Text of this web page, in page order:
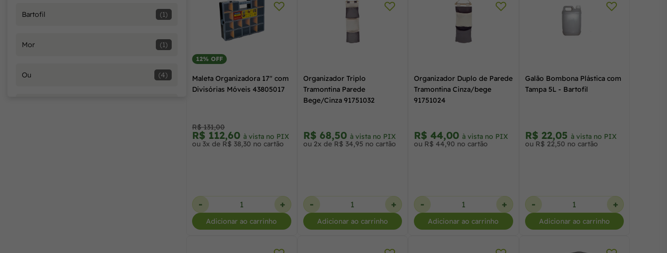
Bartofil (1)
Mor (1)
Ou (4)
12% OFF
Maleta Organizadora 17" com
Divisórias Móveis 43805017
R$ 131,00
R$ 112,60 à vista no PIX
ou 3x de R$ 38,30 no cartão
- +
Adicionar ao carrinho
Organizador Triplo
Tramontina Parede
Bege/Cinza 91751032
R$ 68,50 à vista no PIX
ou 2x de R$ 34,95 no cartão
- +
Adicionar ao carrinho
Organizador Duplo de Parede
Tramontina Cinza/bege
91751024
R$ 44,00 à vista no PIX
ou R$ 44,90 no cartão
- +
Adicionar ao carrinho
Galão Bombona Plástica com
Tampa 5L - Bartofil
R$ 22,05 à vista no PIX
ou R$ 22,50 no cartão
- +
Adicionar ao carrinho